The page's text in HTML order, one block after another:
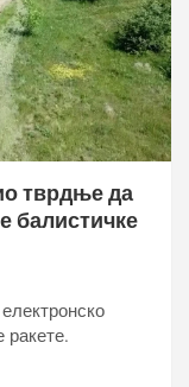
тврдње да
балистичке
ракете.